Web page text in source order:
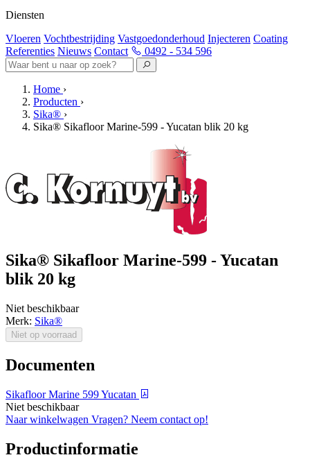
Diensten
Vloeren Vochtbestrijding Vastgoedonderhoud Injecteren Coating
Referenties Nieuws Contact 0492 - 534 596
Home ›
Producten ›
Sika® ›
Sika® Sikafloor Marine-599 - Yucatan blik 20 kg
Sika® Sikafloor Marine-599 - Yucatan
blik 20 kg
Niet beschikbaar
Merk: Sika®
Niet op voorraad
Documenten
Sikafloor Marine 599 Yucatan
Niet beschikbaar
Naar winkelwagen Vragen? Neem contact op!
Productinformatie